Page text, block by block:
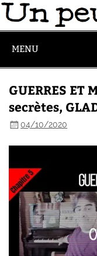
MENU
GUERRES ET
secrètes,
04/10/2020